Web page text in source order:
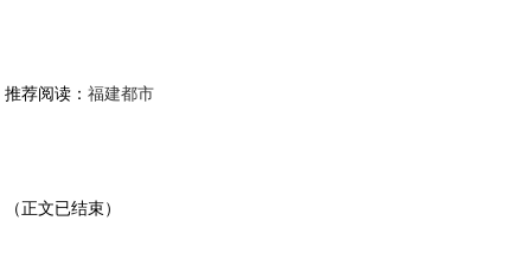
推荐阅读：福建都市
（正文已结束）